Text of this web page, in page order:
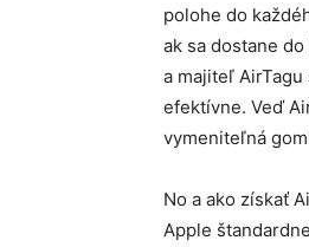
polohe do
ak sa dostane
a majiteľ
efektívne. Veď
vymeniteľná
No a ako získať
Apple